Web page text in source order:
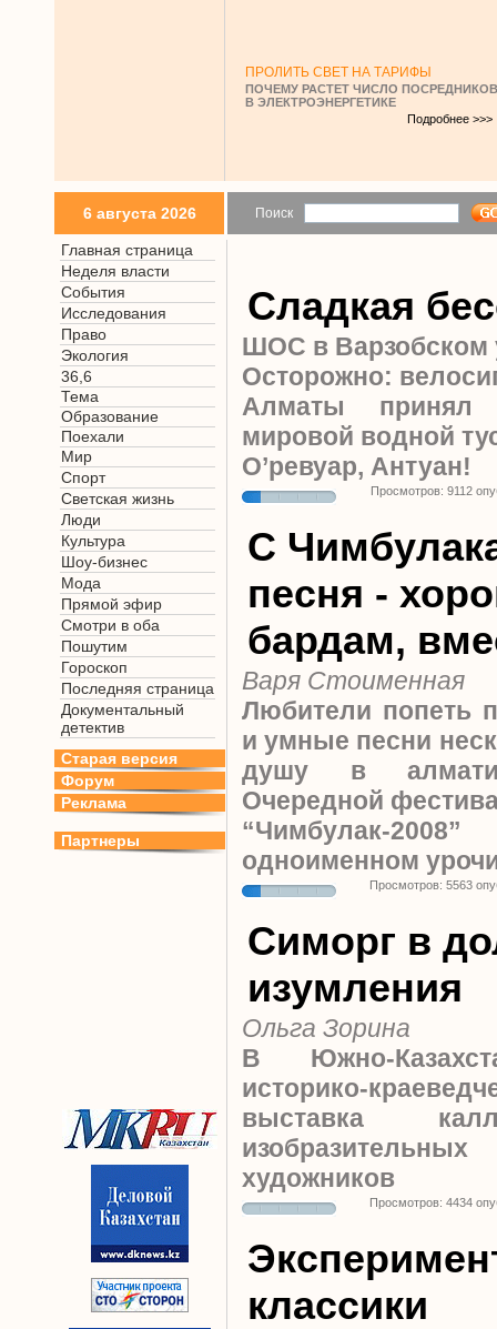
ПРОЛИТЬ СВЕТ НА ТАРИФЫ
ПОЧЕМУ РАСТЕТ ЧИСЛО ПОСРЕДНИКОВ
В ЭЛЕКТРОЭНЕРГЕТИКЕ
Подробнее >>>
6 августа 2026 Поиск
Главная страница
Неделя власти
События
Исследования
Право
Экология
36,6
Тема
Образование
Поехали
Мир
Спорт
Светская жизнь
Люди
Культура
Шоу-бизнес
Мода
Прямой эфир
Смотри в оба
Пошутим
Гороскоп
Последняя страница
Документальный
детектив
Старая версия
Форум
Реклама
Партнеры
Сладкая
ШОС в Варзобском
Осторожно:
Алматы
мировой водной
О’ревуар, Антуан!
Просмотров: 9112
С
песня -
бардам,
Варя Стоименная
Любители попеть
и умные песни
душу в
Очередной
“Чимбулак-
одноименном
Просмотров: 5563
Симорг в
изумления
Ольга Зорина
В Южно-
историко-
выставка
художников
Просмотров: 4434
классики